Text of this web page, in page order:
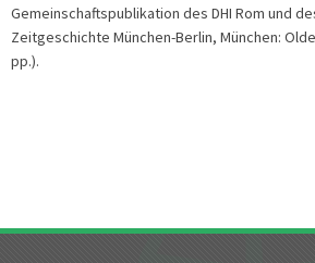
Gemeinschaftspublikation des DHI Rom und
Zeitgeschichte München-Berlin, München:
pp.).